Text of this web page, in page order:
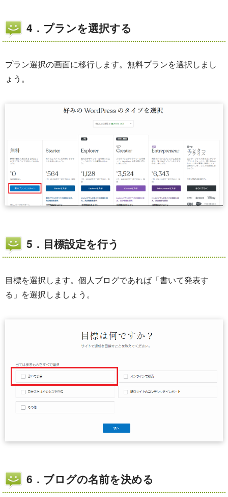
4．プランを選択する
プラン選択の画面に移行します。無料プランを選択しまし
ょう。
5．目標設定を行う
目標を選択します。個人ブログであれば「書いて発表す
る」を選択しましょう。
6．ブログの名前を決める